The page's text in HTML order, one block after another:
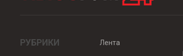
РУБРИКИ
Лента